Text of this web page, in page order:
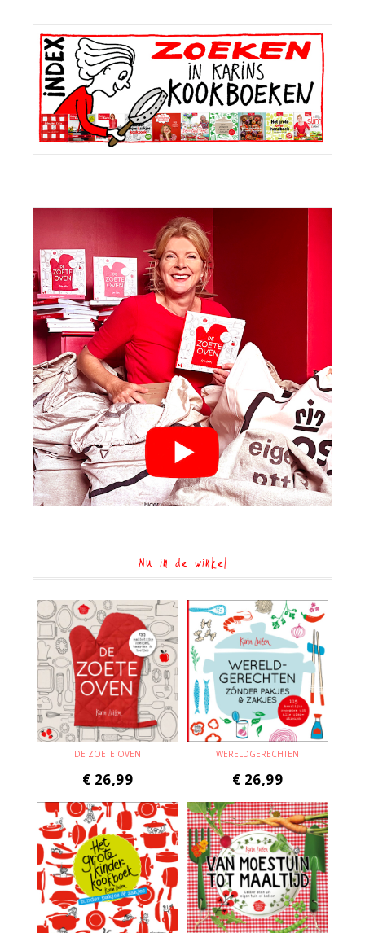
Primaire
Sidebar
Nu in de winkel
DE ZOETE OVEN
€ 26,99
WERELDGERECHTEN
€ 26,99